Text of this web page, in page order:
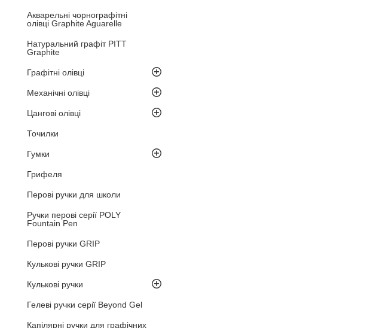
Акварельні чорнографітні
олівці Graphite Aguarelle
Натуральний графіт PITT
Graphite
Графітні олівці
Механічні олівці
Цангові олівці
Точилки
Гумки
Грифеля
Перові ручки для школи
Ручки перові серії POLY
Fountain Pen
Перові ручки GRIP
Кулькові ручки GRIP
Кулькові ручки
Гелеві ручки серії Beyond Gel
Капілярні ручки для графічних